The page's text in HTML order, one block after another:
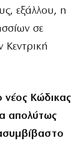
εξάλλου, η
σε
νέος Κώδικας
απολύτως